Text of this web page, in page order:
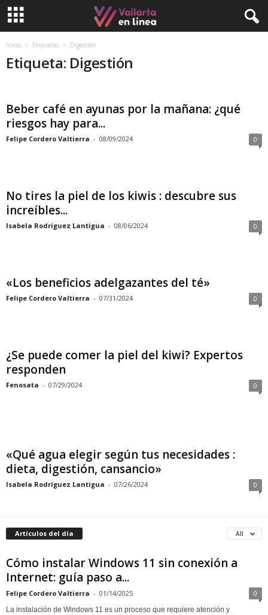
Inicio Etiquetas Digestión
Etiqueta: Digestión
Beber café en ayunas por la mañana: ¿qué
riesgos hay para...
Felipe Cordero Valtierra - 08/09/2024 0
No tires la piel de los kiwis : descubre sus
increíbles...
Isabela Rodríguez Lantigua - 08/06/2024 0
«Los beneficios adelgazantes del té»
Felipe Cordero Valtierra - 07/31/2024 0
¿Se puede comer la piel del kiwi? Expertos
responden
Fenosata - 07/29/2024 0
«Qué agua elegir según tus necesidades :
dieta, digestión, cansancio»
Isabela Rodríguez Lantigua - 07/26/2024 0
Artículos del día All
Cómo instalar Windows 11 sin conexión a
Internet: guía paso a...
Felipe Cordero Valtierra - 01/14/2025 0
La instalación de Windows 11 es un proceso que requiere atención y